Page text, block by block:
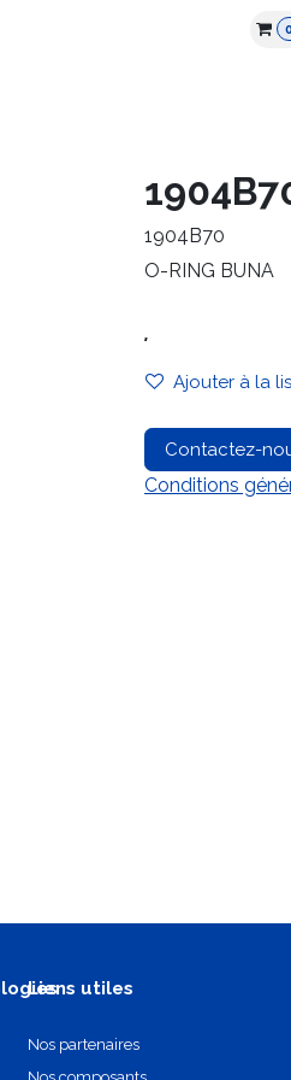
0
1904B70
O-RING BUNA
.
Ajouter à la
Contactez-
Conditions
Liens utiles
Nos partenaires